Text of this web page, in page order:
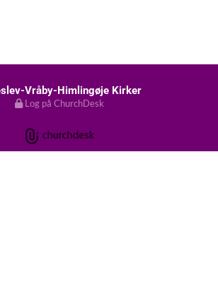
Vråby-Himlingøje Kirker
Log på ChurchDesk